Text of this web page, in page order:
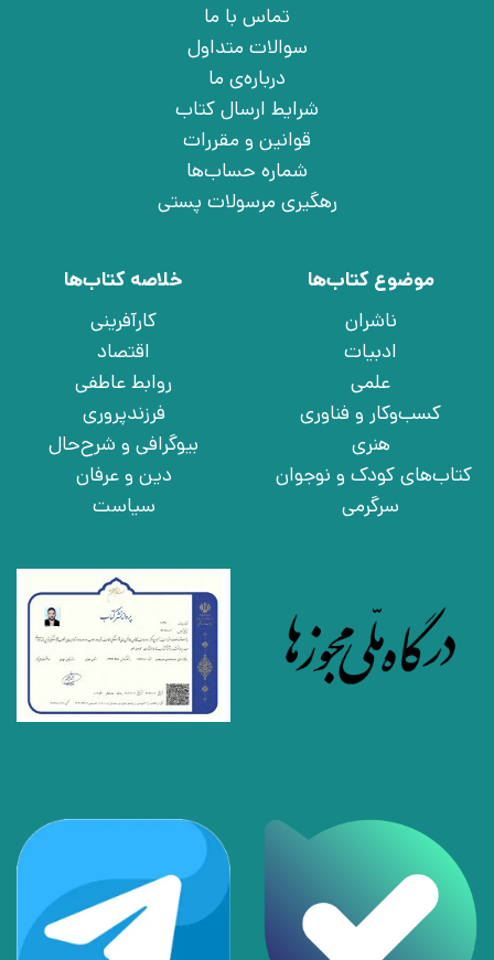
تماس با ما
سوالات متداول
درباره‌ی ما
شرایط ارسال کتاب
قوانین و مقررات
شماره حساب‌ها
رهگیری مرسولات پستی
موضوع کتاب‌ها
ناشران
ادبیات
علمی
کسب‌وکار و فناوری
هنری
کتاب‌های کودک و نوجوان
سرگرمی
خلاصه کتاب‌ها
کارآفرینی
اقتصاد
روابط عاطفی
فرزندپروری
بیوگرافی و شرح‌حال
دین و عرفان
سیاست